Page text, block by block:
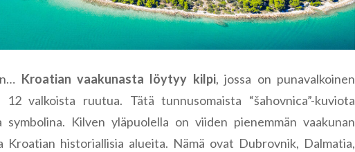
Kroatian vaakunasta löytyy kilpi, jossa on punavalkoinen
valkoista ruutua. Tätä tunnusomaista “šahovnica”-kuviota
Kilven yläpuolella on viiden pienemmän vaakunan
Kroatian historiallisia alueita. Nämä ovat Dubrovnik, Dalmatia,